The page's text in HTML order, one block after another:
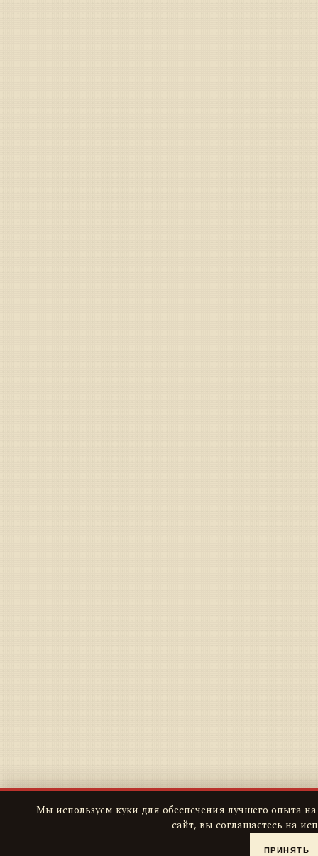
Мы используем куки для обеспечения лучшего опыта
сайт, вы соглашаетесь на
ПРИНЯТЬ